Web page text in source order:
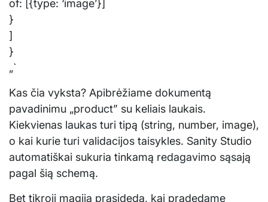
of: [{type: ‘image’}]
}
]
}
„`
Kas čia vyksta? Apibrėžiame dokumentą
pavadinimu „product” su keliais laukais.
Kiekvienas laukas turi tipą (string, number, image),
o kai kurie turi validacijos taisykles. Sanity Studio
automatiškai sukuria tinkamą redagavimo sąsają
pagal šią schemą.
Bet tikroji magija prasideda, kai pradedame